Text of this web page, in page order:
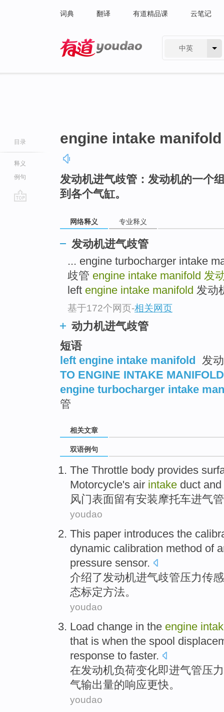
词典 翻译 有道精品课 云笔记
中英
目录
释义
例句
engine intake manifold
发动机进气歧管：发动机的一个
到各个气缸。
网络释义 专业释义
发动机进气歧管
... engine turbocharger intake
歧管 engine intake manifold 发
left engine intake manifold 发动
基于172个网页-相关网页
动力机进气歧管
短语
left engine intake manifold 发
TO ENGINE INTAKE MANIFOLD
engine turbocharger intake
管
相关文章
双语例句
The Throttle body provides
Motorcycle's air intake duct and
风门表面留有安装摩托车进气管
youdao
This paper introduces the
dynamic calibration method of
pressure sensor.
介绍了发动机进气歧管压力传
态标定方法。
youdao
Load change in the engine
that is when the spool
response to faster.
在发动机负荷变化即进气管压力
气输出量的响应更快。
youdao